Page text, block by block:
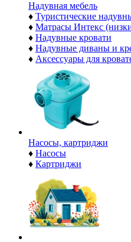
Надувная мебель
♦ Туристические
♦ Матрасы Интекс
♦ Надувные кровати
♦ Надувные диваны и
♦ Аксессуары для
Насосы, картриджи
♦ Насосы
♦ Картриджи